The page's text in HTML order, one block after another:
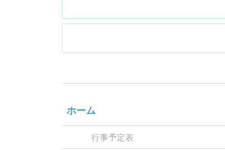
ホーム
行事予定表